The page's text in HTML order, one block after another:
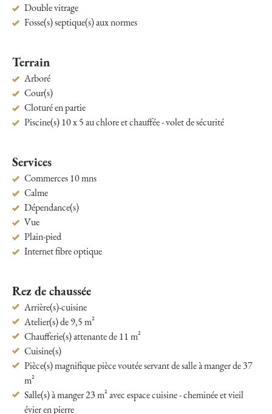
Double vitrage
Fosse(s) septique(s) aux normes
Terrain
Arboré
Cour(s)
Cloturé en partie
Piscine(s) 10 x 5 au chlore et chauffée - volet de sécurité
Services
Commerces 10 mns
Calme
Dépendance(s)
Vue
Plain-pied
Internet fibre optique
Rez de chaussée
Arrière(s)-cuisine
Atelier(s) de 9,5 m²
Chaufferie(s) attenante de 11 m²
Cuisine(s)
Pièce(s) magnifique pièce voutée servant de salle à manger de 37
m²
Salle(s) à manger 23 m² avec espace cuisine - cheminée et vieil
évier en pierre